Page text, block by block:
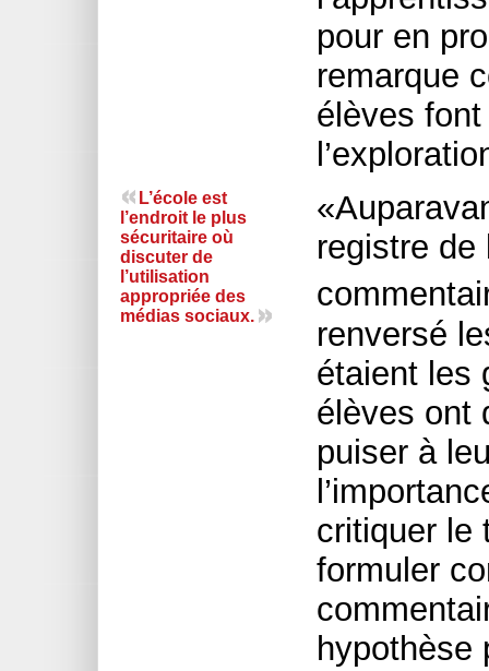
pour en
remarque
élèves
L’école est
l’endroit le plus
sécuritaire où
discuter de
l’utilisation
appropriée des
médias sociaux.
registre de
renversé
étaient les
élèves ont
puiser à
critiquer le
formuler
hypothèse